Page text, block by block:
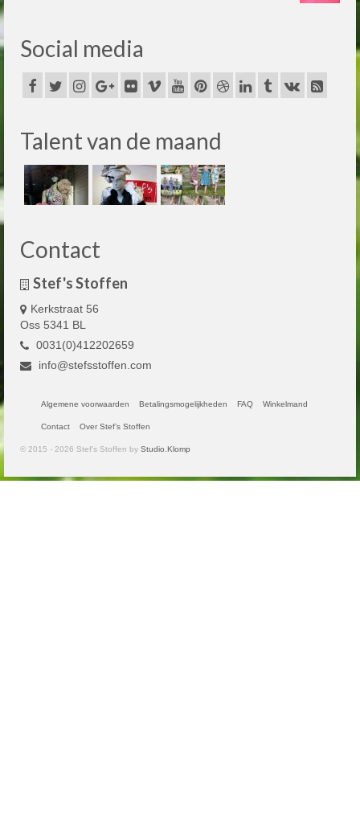
Social media
Talent van de maand
Contact
Stef's Stoffen
Kerkstraat 56
Oss 5341 BL
0031(0)412202659
info@stefsstoffen.com
Algemene voorwaarden Betalingsmogelijkheden FAQ Winkelmand
Contact Over Stef’s Stoffen
© 2015 - 2026 Stef's Stoffen by Studio.Klomp